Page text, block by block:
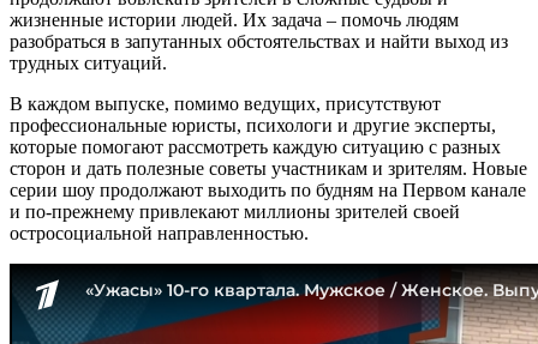
жизненные истории людей. Их задача – помочь людям
разобраться в запутанных обстоятельствах и найти выход из
трудных ситуаций.
В каждом выпуске, помимо ведущих, присутствуют
профессиональные юристы, психологи и другие эксперты,
которые помогают рассмотреть каждую ситуацию с разных
сторон и дать полезные советы участникам и зрителям. Новые
серии шоу продолжают выходить по будням на Первом канале
и по-прежнему привлекают миллионы зрителей своей
остросоциальной направленностью.